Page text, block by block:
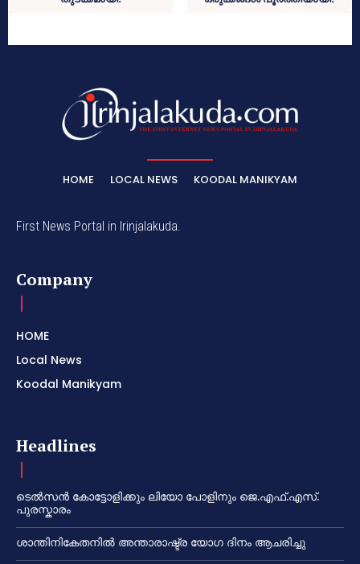
HOME LOCAL NEWS KOODAL MANIKYAM
First News Portal in Irinjalakuda.
Company
HOME
Local News
Koodal Manikyam
Headlines
ടെൽസൻ കോട്ടോളിക്കും ലിയോ പോളിനും ജെ.എഫ്.എസ്.
പുരസ്കാരം
ശാന്തിനികേതനിൽ അന്താരാഷ്ട്ര യോഗ ദിനം ആചരിച്ചു